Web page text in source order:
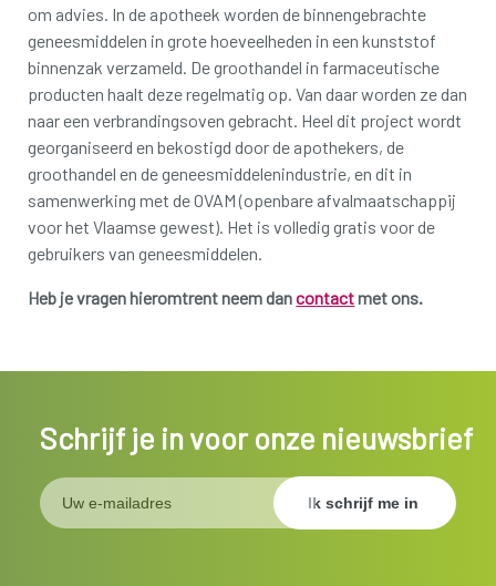
om advies. In de apotheek worden de binnengebrachte
geneesmiddelen in grote hoeveelheden in een kunststof
binnenzak verzameld. De groothandel in farmaceutische
producten haalt deze regelmatig op.Van daar worden ze dan
naar een verbrandingsoven gebracht. Heel dit project wordt
georganiseerd en bekostigd door de apothekers, de
groothandel en de geneesmiddelenindustrie, en dit in
samenwerking met de OVAM (openbare afvalmaatschappij
voor het Vlaamse gewest). Het is volledig gratis voor de
gebruikers van geneesmiddelen.
Heb je vragen hieromtrent neem dancontactmet ons.
Schrijf je in voor onze nieuwsbrief